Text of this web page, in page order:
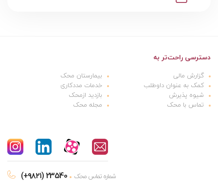
دسترسی راحت‌تر به
گزارش مالی
بیمارستان محک
کمک به عنوان داوطلب
خدمات مددکاری
شیوه پذیرش
بازدید ازمحک
تماس با محک
مجله محک
(+۹۸۲۱) 23540 شماره تماس محک